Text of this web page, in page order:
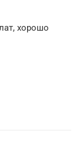
хорошо